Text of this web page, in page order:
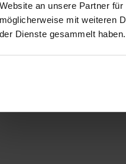
Website an unsere Partner
möglicherweise mit weiteren
der Dienste gesammelt haben.